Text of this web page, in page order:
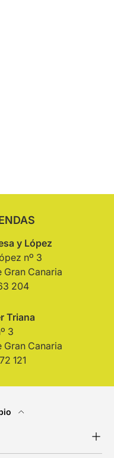
y López
nº 3
Gran Canaria
204
Triana
3
Gran Canaria
121